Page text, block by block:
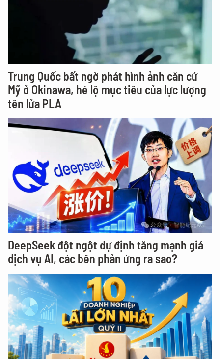
Trung Quốc bất ngờ phát hình ảnh căn cứ
Mỹ ở Okinawa, hé lộ mục tiêu của lực lượng
tên lửa PLA
DeepSeek đột ngột dự định tăng mạnh giá
dịch vụ AI, các bên phản ứng ra sao?